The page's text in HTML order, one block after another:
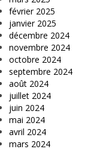
février 2025
janvier 2025
décembre 2024
novembre 2024
octobre 2024
septembre 2024
août 2024
juillet 2024
juin 2024
mai 2024
avril 2024
mars 2024